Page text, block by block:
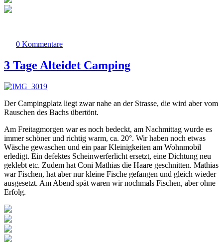
0 Kommentare
3 Tage Alteidet Camping
Der Campingplatz liegt zwar nahe an der Strasse, die wird aber vom
Rauschen des Bachs übertönt.
Am Freitagmorgen war es noch bedeckt, am Nachmittag wurde es
immer schöner und richtig warm, ca. 20°. Wir haben noch etwas
Wäsche gewaschen und ein paar Kleinigkeiten am Wohnmobil
erledigt. Ein defektes Scheinwerferlicht ersetzt, eine Dichtung neu
geklebt etc. Zudem hat Coni Mathias die Haare geschnitten. Mathias
war Fischen, hat aber nur kleine Fische gefangen und gleich wieder
ausgesetzt. Am Abend spät waren wir nochmals Fischen, aber ohne
Erfolg.